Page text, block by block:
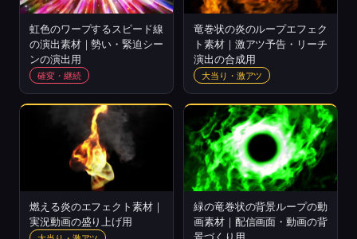
虹色のワープするスピード線
の演出素材｜勢い・緊迫シー
ンの演出用
確変・継続
竜巻状の炎のループエフェク
ト素材｜激アツ予告・リーチ
演出の合成用
大当り・激アツ
燃える炎のエフェクト素材｜
実況動画の盛り上げ用
緑の竜巻状の背景ループの動
画素材｜配信画面・動画の背